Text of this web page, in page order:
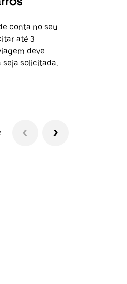
conta no seu
até 3
deve
solicitada.